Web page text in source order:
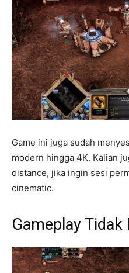
Game ini juga sudah
modern hingga 4K. Kalian
distance, jika ingin sesi
cinematic.
Gameplay Tidak